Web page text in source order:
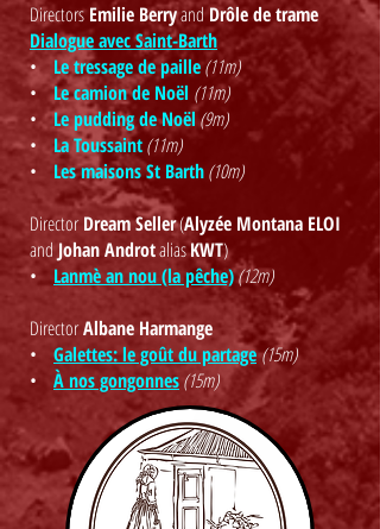
​DirectorsEmilie Berryand Drôle de trame
Dialogue avec Saint-Barth
• Le tressage de paille(11m)
•Le camion de Noël (11m)
•Le pudding de Noël(9m)
•La Toussaint(11m)
• Les maisons St Barth(10m)
DirectorDream Seller(Alyzée Montana ELOI
and Johan AndrotaliasKWT)
• Lanmè an nou (la pêche)(12m)
DirectorAlbane Harmange
• Galettes: le goût du partage(15m)
• À nos gongonnes(15m)